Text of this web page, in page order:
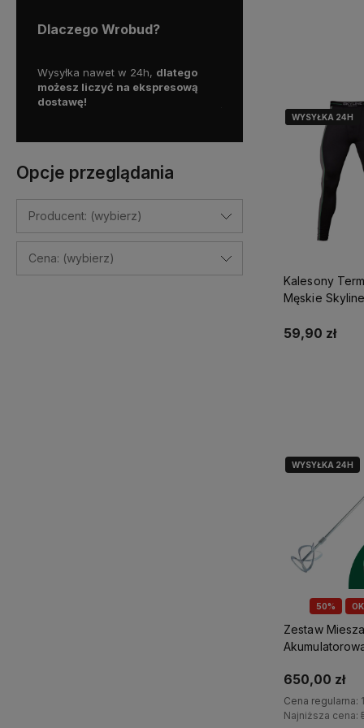
Dlaczego Wrobud?
Wysyłka nawet w 24h, dlatego
możesz liczyć na ekspresową
dostawę!
Opcje przeglądania
Producent: (wybierz)
Cena: (wybierz)
WYSYŁKA 24H
WYSYŁKA 24H
Kalesony
Męskie
59,90 zł
50%
WYSYŁKA 24H
Zestaw
Akumulator 8Ah
650,00 zł
Cena regularna:
Najniższa cena: